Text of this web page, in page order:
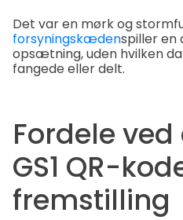
Det var en mørk og
forsyningskædenspiller en
opsætning, uden hvilken
fangede eller delt.
Fordele
GS1 QR-
fremstilling